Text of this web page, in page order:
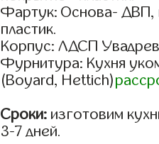
Фартук: Основа- ДВП,
пластик.
Корпус: ЛДСП Увадрев
Фурнитура: Кухня
(Boyard, Hettich)
Сроки: изготовим
3-7 дней.